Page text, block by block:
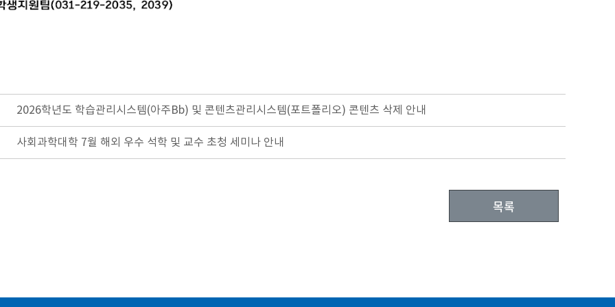
2026학년도 학습관리시스템(아주Bb) 및 콘텐츠관리시스템(포트폴리오) 콘텐츠 삭제 안내
사회과학대학 7월 해외 우수 석학 및 교수 초청 세미나 안내
목록